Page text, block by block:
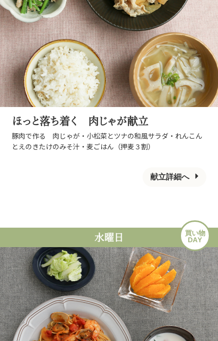
ほっと落ち着く 肉じゃが献立
豚肉で作る 肉じゃが・小松菜とツナの和風サラダ・れんこん
とえのきたけのみそ汁・麦ごはん（押麦３割）
献立詳細へ
水曜日
買い物
DAY